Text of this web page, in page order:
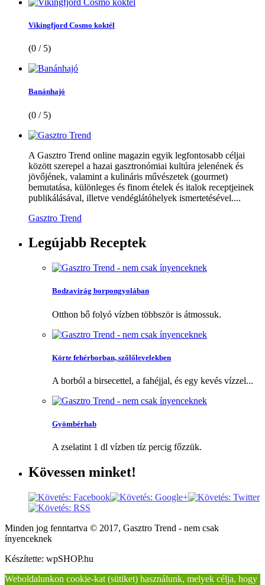
Vikingfjord Cosmo koktél
(0 / 5)
Banánhajó
(0 / 5)
A Gasztro Trend online magazin egyik legfontosabb céljai
között szerepel a hazai gasztronómiai kultúra jelenének és
jövőjének, valamint a kulináris művészetek (gourmet)
bemutatása, különleges és finom ételek és italok receptjeinek
publikálásával, illetve vendéglátóhelyek ismertetésével....
Gasztro Trend
Legújabb Receptek
Bodzavirág borpongyolában
Otthon bő folyó vízben többször is átmossuk.
Körte fehérborban, szőlőlevelekben
A borból a birsecettel, a fahéjjal, és egy kevés vízzel...
Gyömbérhab
A zselatint 1 dl vízben tíz percig főzzük.
Kövessen minket!
Minden jog fenntartva © 2017, Gasztro Trend - nem csak
ínyenceknek
Készítette: wpSHOP.hu
Weboldalunkon cookie-kat (sütiket) használunk, melyek célja, hogy